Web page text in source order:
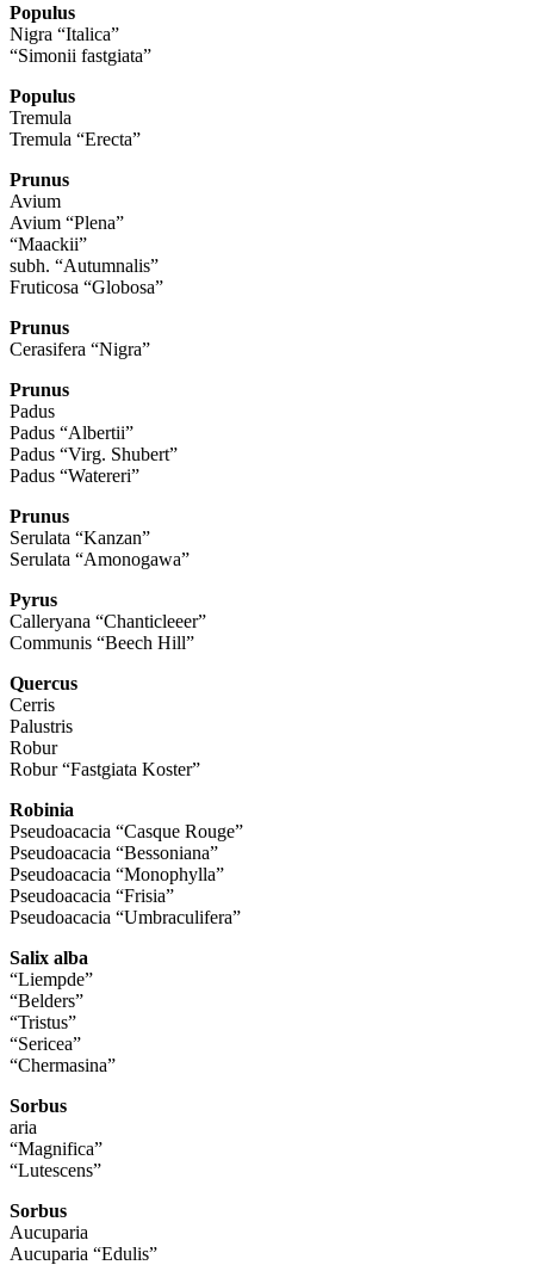
Populus
Nigra “Italica”
“Simonii fastgiata”
Populus
Tremula
Tremula “Erecta”
Prunus
Avium
Avium “Plena”
“Maackii”
subh. “Autumnalis”
Fruticosa “Globosa”
Prunus
Cerasifera “Nigra”
Prunus
Padus
Padus “Albertii”
Padus “Virg. Shubert”
Padus “Watereri”
Prunus
Serulata “Kanzan”
Serulata “Amonogawa”
Pyrus
Calleryana “Chanticleeer”
Communis “Beech Hill”
Quercus
Cerris
Palustris
Robur
Robur “Fastgiata Koster”
Robinia
Pseudoacacia “Casque Rouge”
Pseudoacacia “Bessoniana”
Pseudoacacia “Monophylla”
Pseudoacacia “Frisia”
Pseudoacacia “Umbraculifera”
Salix alba
“Liempde”
“Belders”
“Tristus”
“Sericea”
“Chermasina”
Sorbus
aria
“Magnifica”
“Lutescens”
Sorbus
Aucuparia
Aucuparia “Edulis”